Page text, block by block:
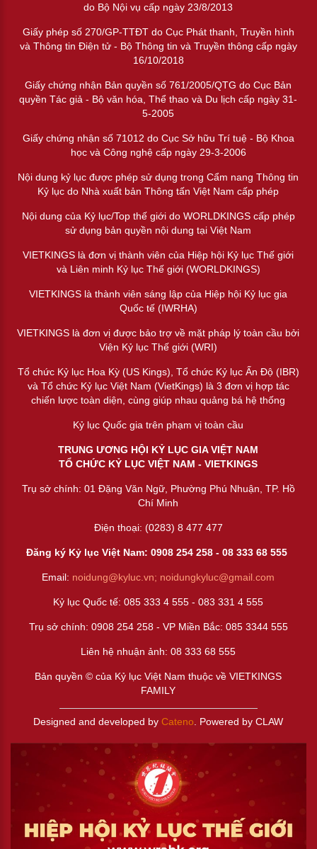
do Bộ Nội vụ cấp ngày 23/8/2013
Giấy phép số 270/GP-TTĐT do Cục Phát thanh, Truyền hình
và Thông tin Điện tử - Bộ Thông tin và Truyền thông cấp ngày
16/10/2018
Giấy chứng nhận Bản quyền số 761/2005/QTG do Cục Bản
quyền Tác giả - Bộ văn hóa, Thể thao và Du lịch cấp ngày 31-
5-2005
Giấy chứng nhận số 71012 do Cục Sở hữu Trí tuệ - Bộ Khoa
học và Công nghệ cấp ngày 29-3-2006
Nội dung kỷ lục được phép sử dụng trong Cẩm nang Thông tin
Kỷ lục do Nhà xuất bản Thông tấn Việt Nam cấp phép
Nội dung của Kỷ lục/Top thế giới do WORLDKINGS cấp phép
sử dụng bản quyền nội dung tại Việt Nam
VIETKINGS là đơn vị thành viên của Hiệp hội Kỷ lục Thế giới
và Liên minh Kỷ lục Thế giới (WORLDKINGS)
VIETKINGS là thành viên sáng lập của Hiệp hội Kỷ lục gia
Quốc tế (IWRHA)
VIETKINGS là đơn vị được bảo trợ về mặt pháp lý toàn cầu bởi
Viện Kỷ lục Thế giới (WRI)
Tổ chức Kỷ lục Hoa Kỳ (US Kings), Tổ chức Kỷ lục Ấn Độ (IBR)
và Tổ chức Kỷ lục Việt Nam (VietKings) là 3 đơn vị hợp tác
chiến lược toàn diện, cùng giúp nhau quảng bá hệ thống
Kỷ lục Quốc gia trên phạm vị toàn cầu
TRUNG ƯƠNG HỘI KỶ LỤC GIA VIỆT NAM
TỔ CHỨC KỶ LỤC VIỆT NAM - VIETKINGS
Trụ sở chính: 01 Đặng Văn Ngữ, Phường Phú Nhuận, TP. Hồ
Chí Minh
Điện thoại: (0283) 8 477 477
Đăng ký Kỷ lục Việt Nam: 0908 254 258 -08 333 68 555
Email: noidung@kyluc.vn; noidungkyluc@gmail.com
Kỷ lục Quốc tế: 085 333 4 555 - 083 331 4 555
Trụ sở chính: 0908 254 258 - VP Miền Bắc: 085 3344 555
Liên hệ nhuận ảnh:08 333 68 555
Bản quyền © của Kỷ lục Việt Nam thuộc về VIETKINGS
FAMILY
Designed and developed byCateno. Powered by CLAW